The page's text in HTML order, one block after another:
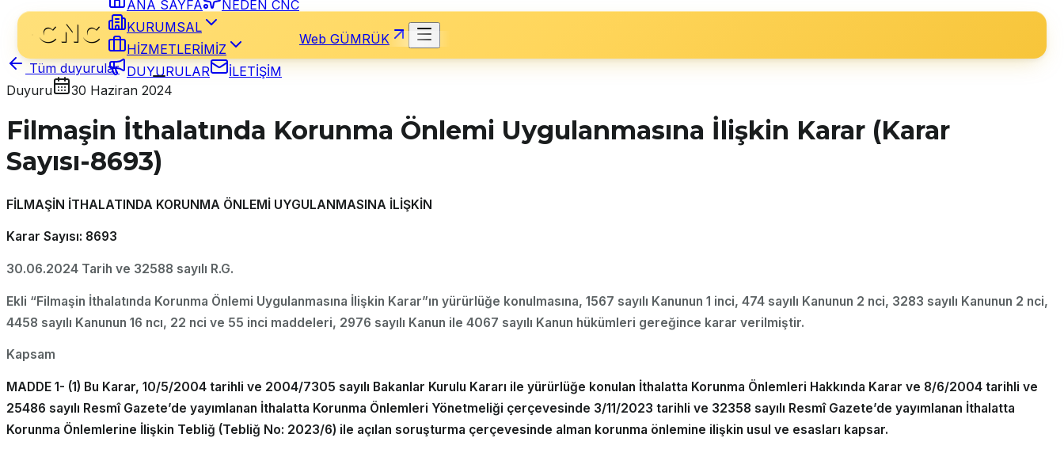
ANA SAYFA
NEDEN CNC
KURUMSAL
HİZMETLERİMİZ
DUYURULAR
İLETİŞİM
Web GÜMRÜK
Tüm duyurular
Duyuru
30 Haziran 2024
Filmaşin İthalatında Korunma Önlemi Uygulanmasına İlişkin Karar (Karar
Sayısı-8693)
FİLMAŞİN İTHALATINDA KORUNMA ÖNLEMİ UYGULANMASINA İLİŞKİN
Karar Sayısı: 8693
30.06.2024 Tarih ve 32588 sayılı R.G.
Ekli “Filmaşin İthalatında Korunma Önlemi Uygulanmasına İlişkin Karar”ın yürürlüğe konulmasına, 1567 sayılı Kanunun 1 inci, 474 sayılı Kanunun 2 nci, 3283 sayılı Kanunun 2 nci,
4458 sayılı Kanunun 16 ncı, 22 nci ve 55 inci maddeleri, 2976 sayılı Kanun ile 4067 sayılı Kanun hükümleri gereğince karar verilmiştir.
Kapsam
MADDE 1- (1) Bu Karar, 10/5/2004 tarihli ve 2004/7305 sayılı Bakanlar Kurulu Kararı ile yürürlüğe konulan İthalatta Korunma Önlemleri Hakkında Karar ve 8/6/2004 tarihli ve
25486 sayılı Resmî Gazete’de yayımlanan İthalatta Korunma Önlemleri Yönetmeliği çerçevesinde 3/11/2023 tarihli ve 32358 sayılı Resmî Gazete’de yayımlanan İthalatta
Korunma Önlemlerine İlişkin Tebliğ (Tebliğ No: 2023/6) ile açılan soruşturma çerçevesinde alman korunma önlemine ilişkin usul ve esasları kapsar.